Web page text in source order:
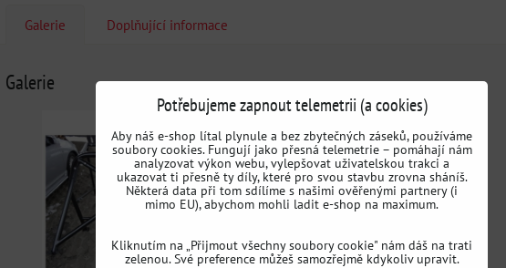
Galerie Doplňující informace
Galerie
Potřebujeme zapnout telemetrii (a cookies)
Aby náš e-shop lítal plynule a bez zbytečných záseků, používáme
soubory cookies. Fungují jako přesná telemetrie – pomáhají nám
analyzovat výkon webu, vylepšovat uživatelskou trakci a
ukazovat ti přesně ty díly, které pro svou stavbu zrovna sháníš.
Některá data při tom sdílíme s našimi ověřenými partnery (i
mimo EU), abychom mohli ladit e-shop na maximum.
Kliknutím na „Přijmout všechny soubory cookie" nám dáš na trati
zelenou. Své preference můžeš samozřejmě kdykoliv upravit.